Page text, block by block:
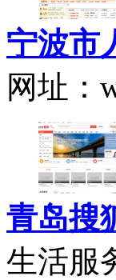
宁波市
网址：
青岛搜
生活服